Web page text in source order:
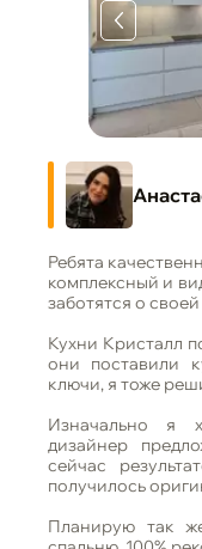
Ребята
комплексный и
заботятся о
Кухни Кристалл
они поставили
ключи, я тоже
Изначально я
дизайнер
сейчас
получилось
Планирую так